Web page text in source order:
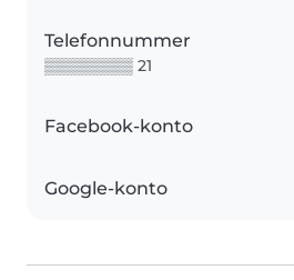
Telefonnummer
▒▒▒▒▒▒▒▒ 21
Facebook-konto
Google-konto